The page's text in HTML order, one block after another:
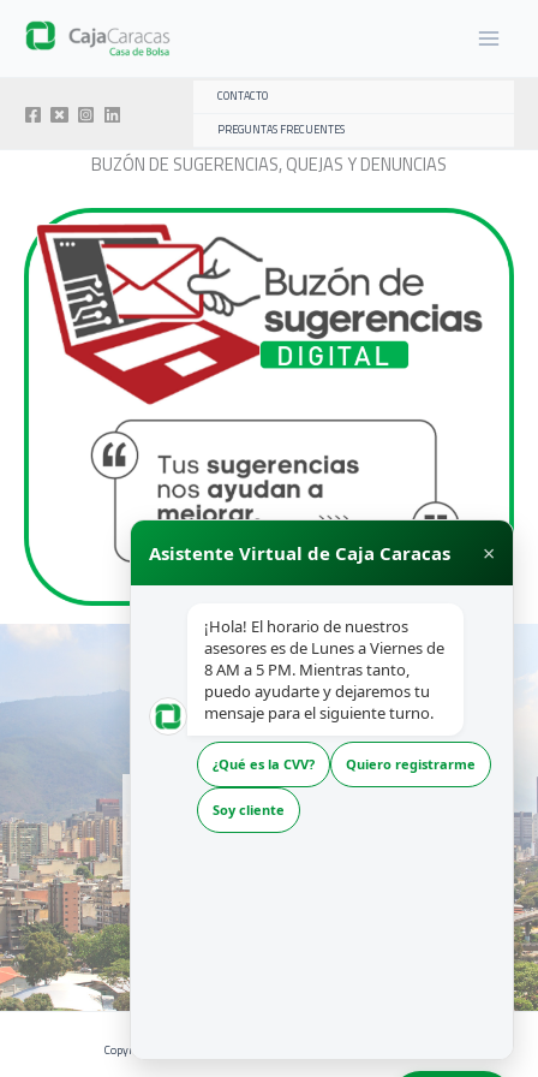
CONTACTO
PREGUNTAS FRECUENTES
BUZÓN DE SUGERENCIAS, QUEJAS Y DENUNCIAS
INICIO
NOSOTROS
Copyright © 2026 | CAJA CARACAS - Desarrollado por La Boutique
Asistente Virtual de Caja Caracas ×
¡Hola! El horario de nuestros
asesores es de Lunes a Viernes de
8 AM a 5 PM. Mientras tanto,
puedo ayudarte y dejaremos tu
mensaje para el siguiente turno.
¿Qué es la CVV? Quiero registrarme
Soy cliente